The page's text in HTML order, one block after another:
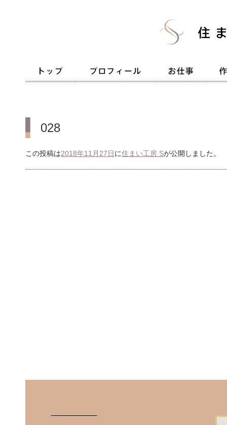
028
この投稿は2018年11月27日 に住まい工房 Sが公開しました 。